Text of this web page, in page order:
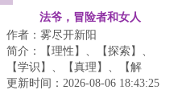
法爷，冒险者和女人
作者：雾尽开新阳
简介：【理性】、【探索】、
【学识】、【真理】、【解
构】、【元素】让李维从只会扔
更新时间：2026-08-06 18:43:25